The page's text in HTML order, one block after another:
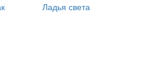
Ладья света